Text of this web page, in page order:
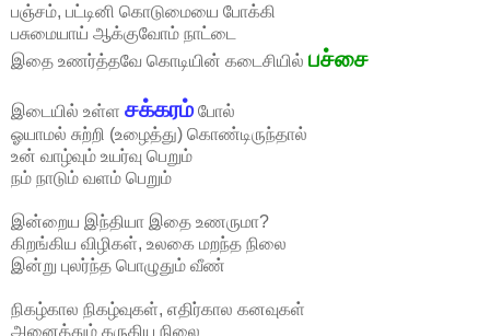
பஞ்சம், பட்டினி கொடுமையை போக்கி
பசுமையாய் ஆக்குவோம் நாட்டை
இதை உண‌ர்த்த‌வே கொடியின் கடைசியில் பச்சை
இடையில் உள்ள சக்கரம்போல்
ஓயாமல் சுற்றி (உழைத்து) கொண்டிருந்தால்
உன் வாழ்வும் உயர்வு பெறும்
நம் நாடும் வளம் பெறும்
இன்றைய இந்தியா இதை உண‌ருமா?
கிறங்கிய விழிகள், உலகை மறந்த நிலை
இன்று புலர்ந்த‌ பொழுதும் வீண்
நிகழ்கால நிகழ்வுகள், எதிர்கால கனவுகள்
அனைத்தும் கருகிய நிலை